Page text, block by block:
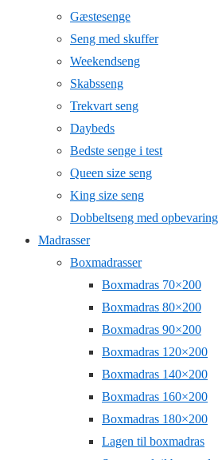
Gæstesenge
Seng med skuffer
Weekendseng
Skabsseng
Trekvart seng
Daybeds
Bedste senge i test
Queen size seng
King size seng
Dobbeltseng med opbevaring
Madrasser
Boxmadrasser
Boxmadras 70×200
Boxmadras 80×200
Boxmadras 90×200
Boxmadras 120×200
Boxmadras 140×200
Boxmadras 160×200
Boxmadras 180×200
Lagen til boxmadras